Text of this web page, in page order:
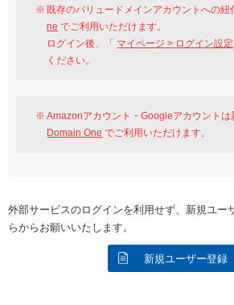
既存のバリュードメインアカウントへの
ne でご利用いただけます。
ログイン後、「 マイページ > ログイン設定
ください。
Amazonアカウント・Googleアカウント
Domain One でご利用いただけます。
外部サービスのログインを利用せず、新規ユー
らからお願いいたします。
新規ユーザー登録